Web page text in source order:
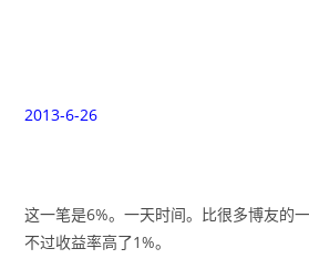
2013-6-26
这一笔是6%。一天时间。比很多博友的
不过收益率高了1%。